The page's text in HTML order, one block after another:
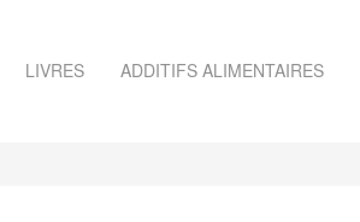
LIVRES ADDITIFS ALIMENTAIRES